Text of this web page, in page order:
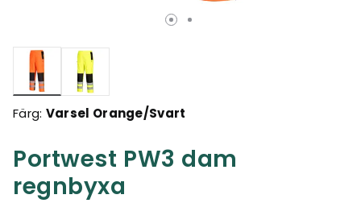
Portwest PW3 dam
regnbyxa
Valda
Färg: Varsel Orange/Svart